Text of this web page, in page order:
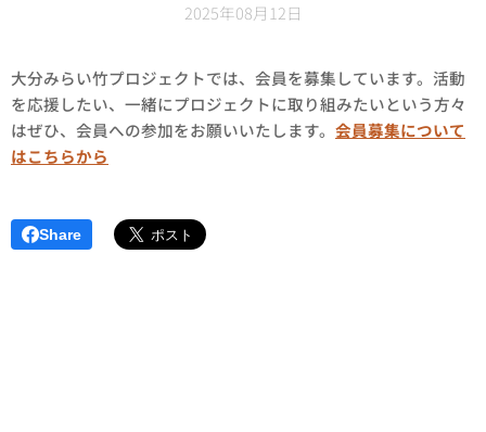
2025年08月12日
大分みらい竹プロジェクトでは、会員を募集しています。活動
を応援したい、一緒にプロジェクトに取り組みたいという方々
はぜひ、会員への参加をお願いいたします。 会員募集について
はこちらから
Share